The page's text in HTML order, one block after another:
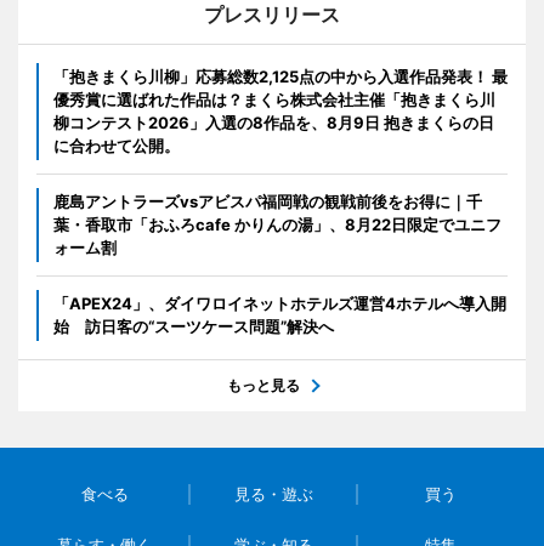
プレスリリース
「抱きまくら川柳」応募総数2,125点の中から入選作品発表！ 最
優秀賞に選ばれた作品は？まくら株式会社主催「抱きまくら川
柳コンテスト2026」入選の8作品を、8月9日 抱きまくらの日
に合わせて公開。
鹿島アントラーズvsアビスパ福岡戦の観戦前後をお得に｜千
葉・香取市「おふろcafe かりんの湯」、8月22日限定でユニフ
ォーム割
「APEX24」、ダイワロイネットホテルズ運営4ホテルへ導入開
始 訪日客の“スーツケース問題”解決へ
もっと見る
食べる 見る・遊ぶ 買う